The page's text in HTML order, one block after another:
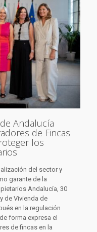
Andalucía
de Fincas
los
del sector y
garante de la
Andalucía, 30
de Vivienda de
en la regulación
forma expresa el
de fincas en la